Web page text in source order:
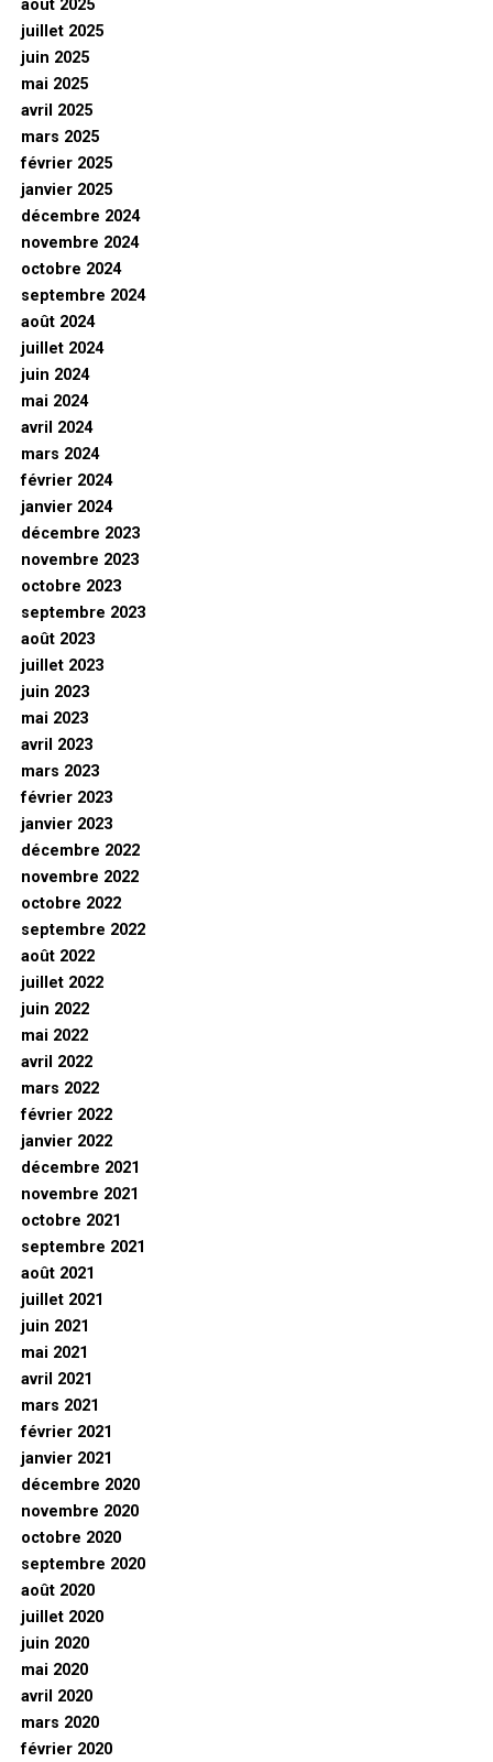
août 2025
juillet 2025
juin 2025
mai 2025
avril 2025
mars 2025
février 2025
janvier 2025
décembre 2024
novembre 2024
octobre 2024
septembre 2024
août 2024
juillet 2024
juin 2024
mai 2024
avril 2024
mars 2024
février 2024
janvier 2024
décembre 2023
novembre 2023
octobre 2023
septembre 2023
août 2023
juillet 2023
juin 2023
mai 2023
avril 2023
mars 2023
février 2023
janvier 2023
décembre 2022
novembre 2022
octobre 2022
septembre 2022
août 2022
juillet 2022
juin 2022
mai 2022
avril 2022
mars 2022
février 2022
janvier 2022
décembre 2021
novembre 2021
octobre 2021
septembre 2021
août 2021
juillet 2021
juin 2021
mai 2021
avril 2021
mars 2021
février 2021
janvier 2021
décembre 2020
novembre 2020
octobre 2020
septembre 2020
août 2020
juillet 2020
juin 2020
mai 2020
avril 2020
mars 2020
février 2020